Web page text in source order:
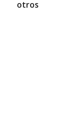
otros